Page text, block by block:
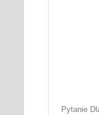
Pytanie